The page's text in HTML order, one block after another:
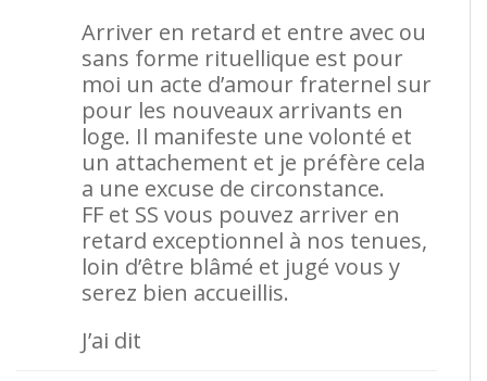
Arriver en retard et entre avec ou
sans forme rituellique est pour
moi un acte d’amour fraternel sur
pour les nouveaux arrivants en
loge. Il manifeste une volonté et
un attachement et je préfère cela
a une excuse de circonstance.
FF et SS vous pouvez arriver en
retard exceptionnel à nos tenues,
loin d’être blâmé et jugé vous y
serez bien accueillis.
J’ai dit